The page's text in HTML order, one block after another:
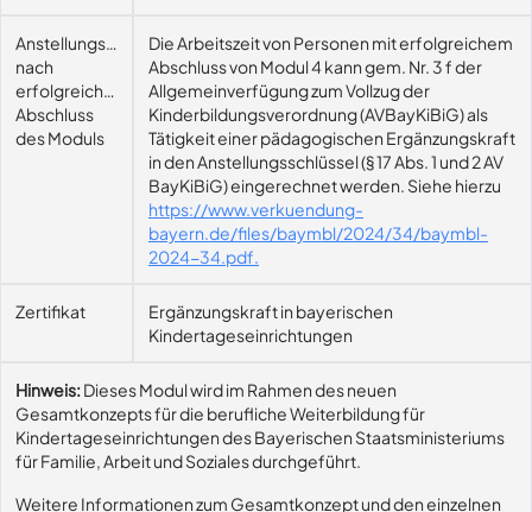
Anstellungsmöglichkeit
nach
erfolgreichem
Abschluss
des Moduls
Die Arbeitszeit von Personen mit erfolgreichem
Abschluss von Modul 4 kann gem. Nr. 3 f der
Allgemeinverfügung zum Vollzug der
Kinderbildungsverordnung (AVBayKiBiG) als
Tätigkeit einer pädagogischen Ergänzungskraft
in den Anstellungsschlüssel (§ 17 Abs. 1 und 2 AV
BayKiBiG) eingerechnet werden. Siehe hierzu
https://www.verkuendung-
bayern.de/files/baymbl/2024/34/baymbl-
2024-34.pdf.
Zertifikat
Ergänzungskraft in bayerischen
Kindertageseinrichtungen
Hinweis:Dieses Modul wird im Rahmen des neuen
Gesamtkonzepts für die berufliche Weiterbildung für
Kindertageseinrichtungen des Bayerischen Staatsministeriums
für Familie, Arbeit und Soziales durchgeführt.
Weitere Informationen zum Gesamtkonzept und den einzelnen